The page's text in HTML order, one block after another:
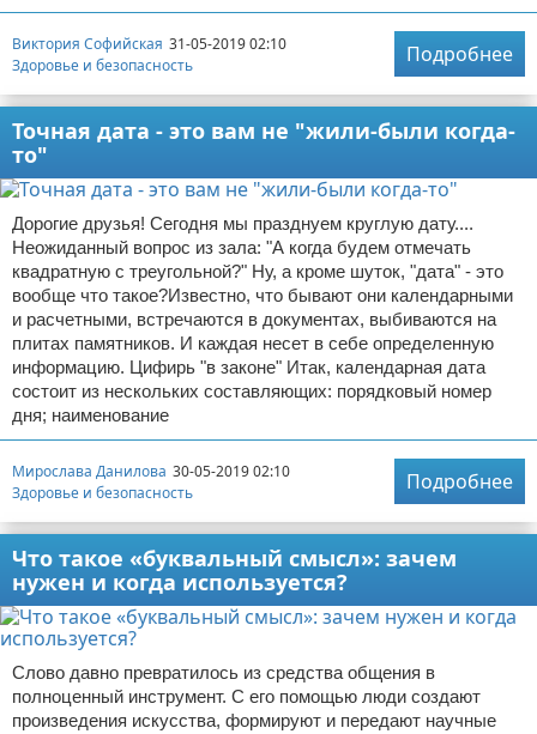
Виктория Софийская 31-05-2019 02:10
Здоровье и безопасность
Подробнее
Точная дата - это вам не "жили-были когда-
то"
Дорогие друзья! Сегодня мы празднуем круглую дату....
Неожиданный вопрос из зала: "А когда будем отмечать
квадратную с треугольной?" Ну, а кроме шуток, "дата" - это
вообще что такое?Известно, что бывают они календарными
и расчетными, встречаются в документах, выбиваются на
плитах памятников. И каждая несет в себе определенную
информацию. Цифирь "в законе" Итак, календарная дата
состоит из нескольких составляющих: порядковый номер
дня; наименование
Мирослава Данилова 30-05-2019 02:10
Здоровье и безопасность
Подробнее
Что такое «буквальный смысл»: зачем
нужен и когда используется?
Слово давно превратилось из средства общения в
полноценный инструмент. С его помощью люди создают
произведения искусства, формируют и передают научные